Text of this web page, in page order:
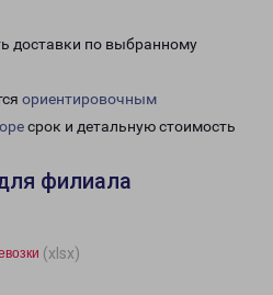
доставки по выбранному
ориентировочным
срок и детальную стоимость
филиала
(xlsx)